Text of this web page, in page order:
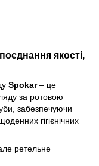
якості,
Spokar– це
за ротовою
забезпечуючи
гігієнічних
ретельне